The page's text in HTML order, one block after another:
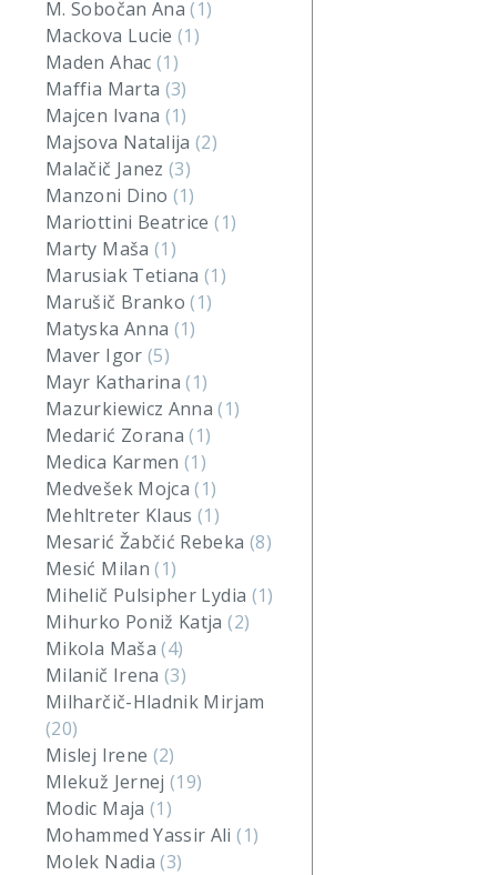
M. Sobočan Ana(1)
Mackova Lucie(1)
Maden Ahac (1)
Maffia Marta (3)
Majcen Ivana (1)
Majsova Natalija(2)
Malačič Janez(3)
Manzoni Dino (1)
Mariottini Beatrice(1)
Marty Maša (1)
Marusiak Tetiana(1)
Marušič Branko(1)
Matyska Anna (1)
Maver Igor (5)
Mayr Katharina(1)
Mazurkiewicz Anna(1)
Medarić Zorana(1)
Medica Karmen(1)
Medvešek Mojca(1)
Mehltreter Klaus(1)
Mesarić Žabčić Rebeka (8)
Mesić Milan(1)
Mihelič Pulsipher Lydia (1)
Mihurko Poniž Katja(2)
Mikola Maša(4)
Milanič Irena(3)
Milharčič-Hladnik Mirjam
(20)
Mislej Irene (2)
Mlekuž Jernej(19)
Modic Maja (1)
Mohammed Yassir Ali(1)
Molek Nadia(3)